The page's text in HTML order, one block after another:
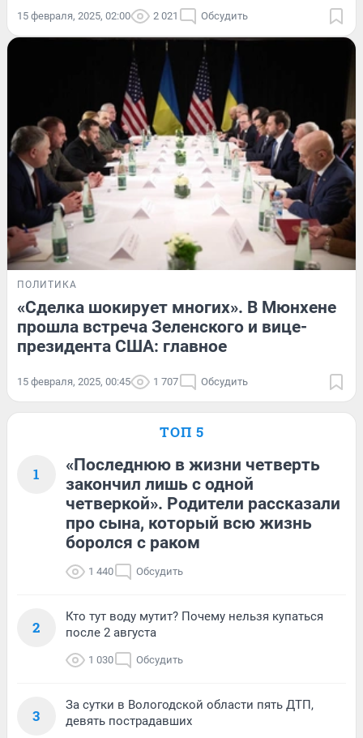
15 февраля, 2025, 02:00 2 021 Обсудить
ПОЛИТИКА
«Сделка шокирует многих». В Мюнхене
прошла встреча Зеленского и вице-
президента США: главное
15 февраля, 2025, 00:45 1 707 Обсудить
ТОП 5
1
«Последнюю в жизни четверть
закончил лишь с одной
четверкой». Родители рассказали
про сына, который всю жизнь
боролся с раком
1 440 Обсудить
2
Кто тут воду мутит? Почему нельзя купаться
после 2 августа
1 030 Обсудить
3
За сутки в Вологодской области пять ДТП,
девять пострадавших